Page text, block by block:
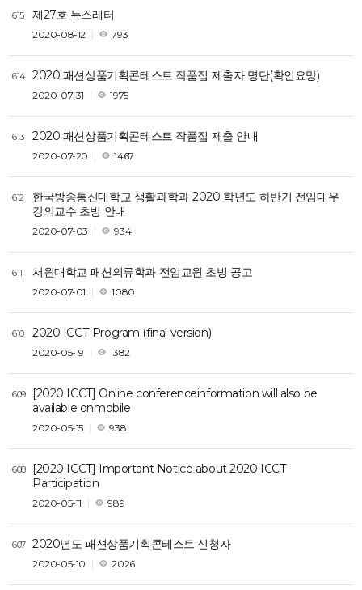
615 제27호 뉴스레터
2020-08-12 793
614 2020 패션상품기획콘테스트 작품집 제출자 명단(확인요망)
2020-07-31 1975
613 2020 패션상품기획콘테스트 작품집 제출 안내
2020-07-20 1467
612
한국방송통신대학교 생활과학과-2020 학년도 하반기 전임대우
강의교수 초빙 안내
2020-07-03 934
611 서원대학교 패션의류학과 전임교원 초빙 공고
2020-07-01 1080
610 2020 ICCT-Program (final version)
2020-05-19 1382
609
[2020 ICCT] Online conferenceinformation will also be
available onmobile
2020-05-15 938
608
[2020 ICCT] Important Notice about 2020 ICCT
Participation
2020-05-11 989
607 2020년도 패션상품기획콘테스트 신청자
2020-05-10 2026